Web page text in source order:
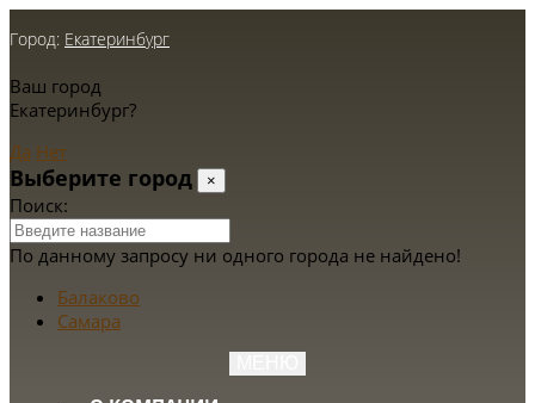
Город: Екатеринбург
Ваш город
Екатеринбург?
Да Нет
Выберите город ×
Поиск:
По данному запросу ни одного города не найдено!
Балаково
Самара